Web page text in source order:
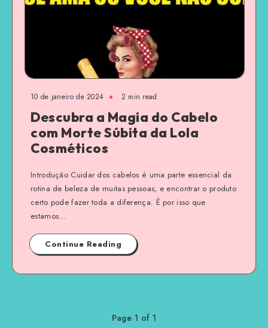
10 de janeiro de 2024 2 min read
Descubra a Magia do Cabelo
com Morte Súbita da Lola
Cosméticos
Introdução Cuidar dos cabelos é uma parte essencial da
rotina de beleza de muitas pessoas, e encontrar o produto
certo pode fazer toda a diferença. É por isso que
estamos…
Continue Reading
Page 1 of 1